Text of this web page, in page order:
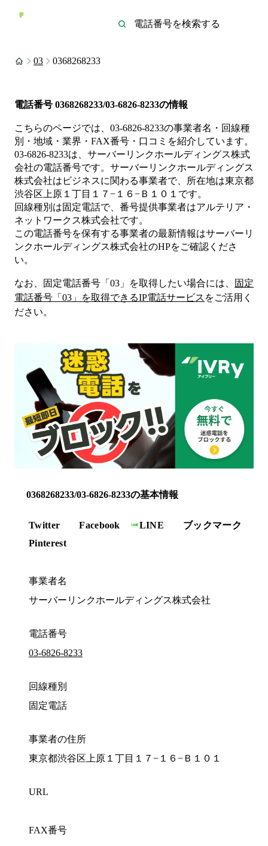
03 0368268233
電話番号 0368268233/03-6826-8233の情報
こちらのページでは、 03-6826-8233の事業者名・回線種
別・地域・業界・FAX番号・口コミを紹介しています。
03-6826-8233は、 サーバーリンクホールディングス株式
会社の電話番号です。 サーバーリンクホールディングス
株式会社は ビジネスに関わる事業者で、所在地は東京都
渋谷区上原１丁目１７−１６−Ｂ１０１ です。
回線種別は固定電話で、番号提供事業者はアルテリア・
ネットワークス株式会社です。
この電話番号を保有する事業者の最新情報はサーバーリ
ンクホールディングス株式会社のHPをご確認くださ
い。
なお、固定電話番号「 03 」を取得したい場合には、
固定
電話番号「 03 」を取得できるIP電話サービス をご活用く
ださい。
0368268233/03-6826-8233の基本情報
Twitter Facebook LINE
ブックマーク
Pinterest
事業者名
サーバーリンクホールディングス株式会社
電話番号
03-6826-8233
回線種別
固定電話
事業者の住所
東京都渋谷区上原１丁目１７−１６−Ｂ１０１
URL
FAX番号